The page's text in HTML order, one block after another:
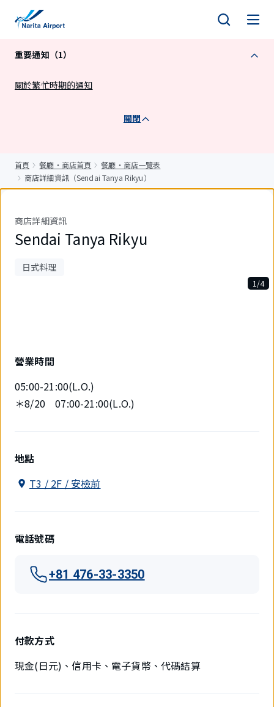
重要通知（1）
關於繁忙時期的通知
關閉
首頁 餐廳・商店首頁
餐廳・商店一覽表
商店詳細資訊（Sendai Tanya Rikyu）
商店詳細資訊
Sendai Tanya Rikyu
日式料理
件。
1/4
營業時間
05:00-21:00(L.O.)
＊8/20 07:00-21:00(L.O.)
地點
T3 / 2F / 安檢前
電話號碼
+81 476-33-3350
付款方式
現金(日元)、信用卡、電子貨幣、代碼結算